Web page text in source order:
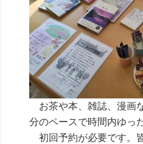
お茶や本、雑誌、漫画
分のペースで時間内ゆっ
初回予約が必要です。